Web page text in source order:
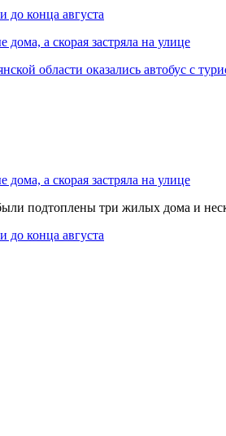
до конца августа
а скорая застряла на улице
области оказались автобус с
а скорая застряла на улице
подтоплены три жилых дома и
до конца августа